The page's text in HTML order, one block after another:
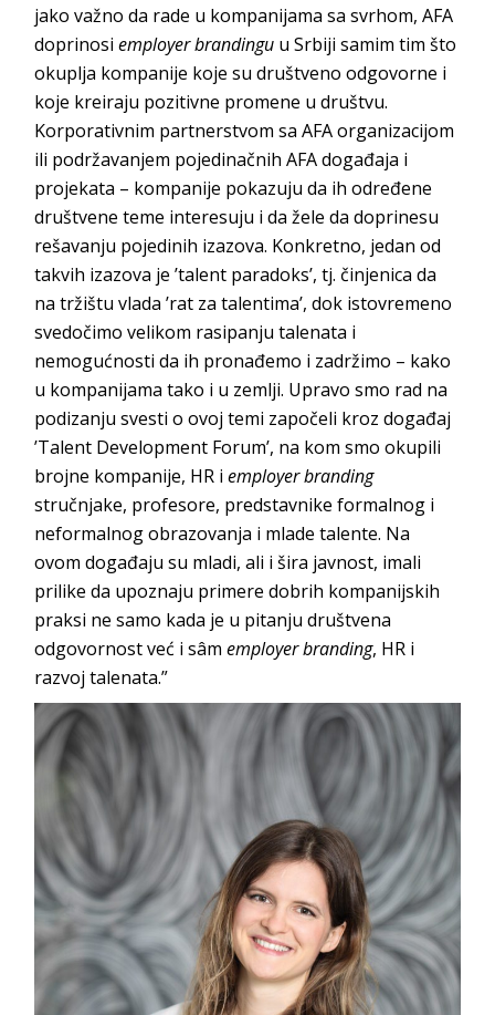
jako važno da rade u kompanijama sa svrhom, AFA
doprinosiemployer brandingu u Srbiji samim tim što
okuplja kompanije koje su društveno odgovorne i
koje kreiraju pozitivne promene u društvu.
Korporativnim partnerstvom sa AFA organizacijom
ili podržavanjem pojedinačnih AFA događaja i
projekata – kompanije pokazuju da ih određene
društvene teme interesuju i da žele da doprinesu
rešavanju pojedinih izazova. Konkretno, jedan od
takvih izazova je ’talent paradoks’, tj. činjenica da
na tržištu vlada ’rat za talentima’, dok istovremeno
svedočimo velikom rasipanju talenata i
nemogućnosti da ih pronađemo i zadržimo – kako
u kompanijama tako i u zemlji. Upravo smo rad na
podizanju svesti o ovoj temi započeli kroz događaj
’Talent Development Forum’, na kom smo okupili
brojne kompanije, HR iemployer branding
stručnjake, profesore, predstavnike formalnog i
neformalnog obrazovanja i mlade talente. Na
ovom događaju su mladi, ali i šira javnost, imali
prilike da upoznaju primere dobrih kompanijskih
praksi ne samo kada je u pitanju društvena
odgovornost već i sâmemployer branding, HR i
razvoj talenata.”